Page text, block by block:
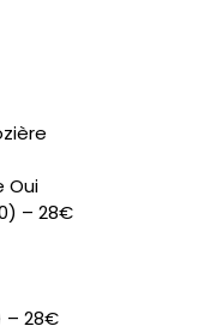
Oui
– 28€
– 28€